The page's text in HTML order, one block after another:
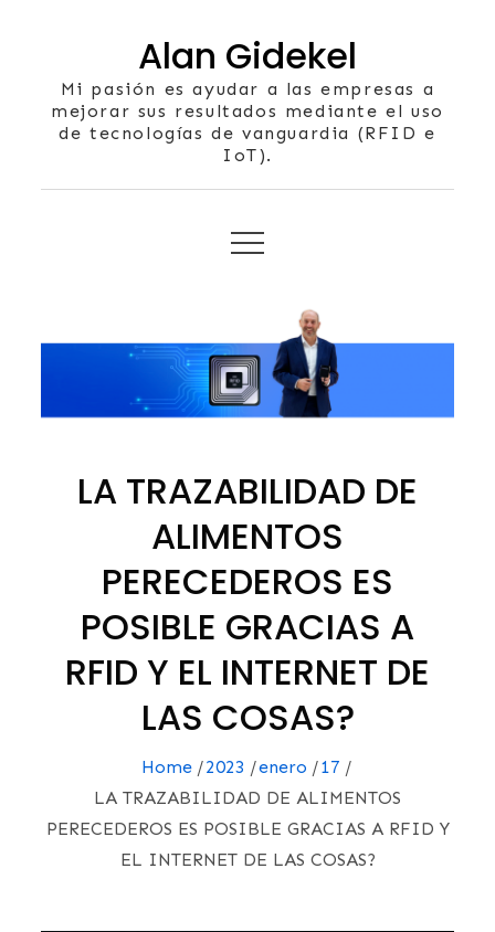
Alan Gidekel
Mi pasión es ayudar a las empresas a
mejorar sus resultados mediante el uso
de tecnologías de vanguardia (RFID e
IoT).
LA TRAZABILIDAD DE
ALIMENTOS
PERECEDEROS ES
POSIBLE GRACIAS A
RFID Y EL INTERNET DE
LAS COSAS?
Home 2023 enero
17
LA TRAZABILIDAD DE ALIMENTOS
PERECEDEROS ES POSIBLE GRACIAS A RFID Y
EL INTERNET DE LAS COSAS?